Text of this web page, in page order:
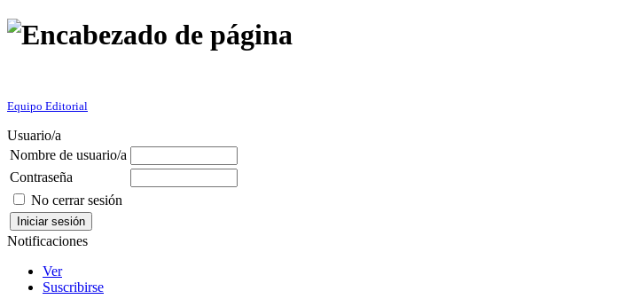
Equipo Editorial
Usuario/a
Nombre de usuario/a
Contraseña
No cerrar sesión
Notificaciones
Ver
Suscribirse